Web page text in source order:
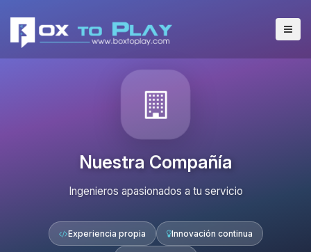
Nuestra Compañía
Ingenieros apasionados a tu servicio
Experiencia propia Innovación continua